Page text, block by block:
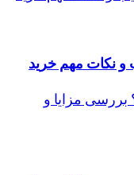
و نکات مهم خرید